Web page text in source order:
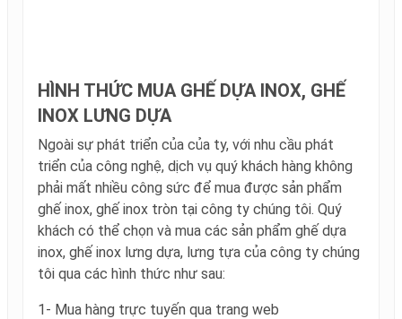
HÌNH THỨC MUA GHẾ DỰA INOX, GHẾ
INOX LƯNG DỰA
Ngoài sự phát triển của của ty, với nhu cầu phát
triển của công nghệ, dịch vụ quý khách hàng không
phải mất nhiều công sức để mua được sản phẩm
ghế inox, ghế inox tròn tại công ty chúng tôi. Quý
khách có thể chọn và mua các sản phẩm ghế dựa
inox, ghế inox lưng dựa, lưng tựa của công ty chúng
tôi qua các hình thức như sau:
1- Mua hàng trực tuyến qua trang web